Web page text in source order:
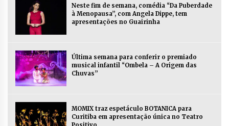
Neste fim de semana, comédia “Da Puberdade
à Menopausa”, com Angela Dippe, tem
apresentações no Guairinha
Última semana para conferir o premiado
musical infantil “Ombela – A Origem das
Chuvas”
MOMIX traz espetáculo BOTANICA para
Curitiba em apresentação única no Teatro